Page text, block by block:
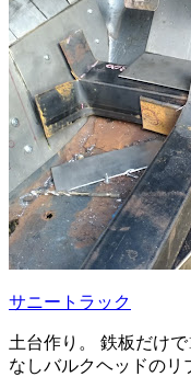
サニートラック
土台作り。 鉄板だけ
なしバルクヘッドのリ